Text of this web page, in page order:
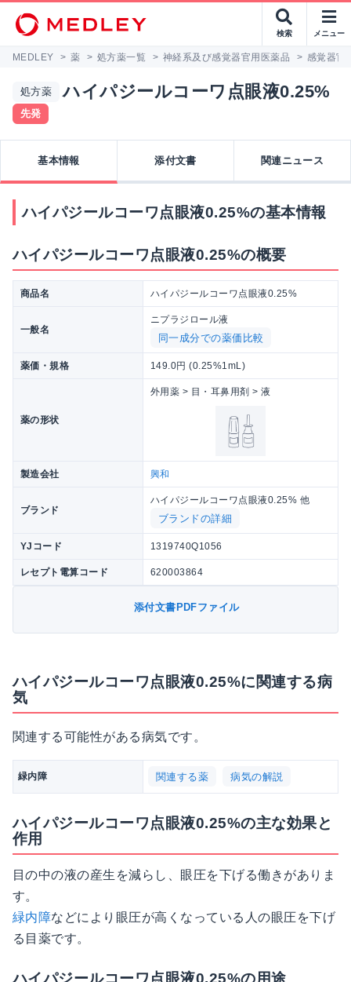
検索 メニュー
MEDLEY > 薬 > 処方薬一覧 > 神経系及び感覚器官用医薬品 > 感覚器官
処方薬 ハイパジールコーワ点眼液0.25%
先発
基本情報 添付文書 関連ニュース
ハイパジールコーワ点眼液0.25%の基本情報
ハイパジールコーワ点眼液0.25%の概要
商品名 ハイパジールコーワ点眼液0.25%
一般名
ニプラジロール液
同一成分での薬価比較
薬価・規格 149.0円 (0.25%1mL)
薬の形状
外用薬 > 目・耳鼻用剤 > 液
製造会社 興和
ブランド
ハイパジールコーワ点眼液0.25% 他
ブランドの詳細
YJコード 1319740Q1056
レセプト電算コード 620003864
添付文書PDFファイル
ハイパジールコーワ点眼液0.25%に関連する病
気
関連する可能性がある病気です。
緑内障 関連する薬 病気の解説
ハイパジールコーワ点眼液0.25%の主な効果と
作用
目の中の液の産生を減らし、眼圧を下げる働きがありま
す。
緑内障などにより眼圧が高くなっている人の眼圧を下げ
る目薬です。